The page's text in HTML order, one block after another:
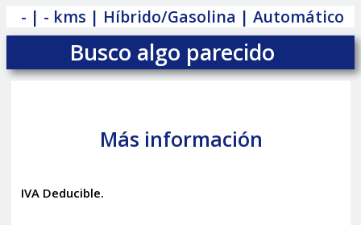
- | - kms | Híbrido/Gasolina | Automático
Busco algo parecido
Más información
IVA Deducible.